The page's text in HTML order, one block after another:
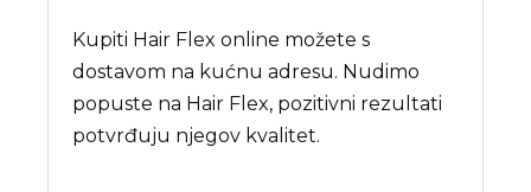
Kupiti Hair Flex online možete s
dostavom na kućnu adresu. Nudimo
popuste na Hair Flex, pozitivni rezultati
potvrđuju njegov kvalitet.